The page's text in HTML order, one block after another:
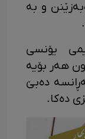
و به‌
یۆنسی
هه‌ر بۆیه‌
ده‌بێ
ده‌کا.